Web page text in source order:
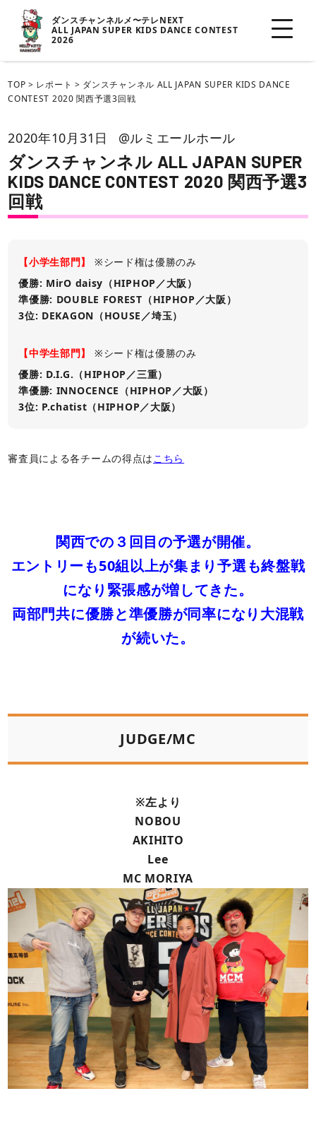
ダンスチャンネルメ〜テレNEXT
ALL JAPAN SUPER KIDS DANCE CONTEST
2026
TOP > レポート > ダンスチャンネル ALL JAPAN SUPER KIDS DANCE
CONTEST 2020 関西予選3回戦
2020年10月31日 @ルミエールホール
ダンスチャンネル ALL JAPAN SUPER
KIDS DANCE CONTEST 2020 関西予選3
回戦
【小学生部門】
※シード権は優勝のみ
優勝: MirO daisy（HIPHOP／大阪）
準優勝: DOUBLE FOREST（HIPHOP／大阪）
3位: DEKAGON（HOUSE／埼玉）
【中学生部門】
※シード権は優勝のみ
優勝: D.I.G.（HIPHOP／三重）
準優勝: INNOCENCE（HIPHOP／大阪）
3位: P.chatist（HIPHOP／大阪）
審査員による各チームの得点はこちら
関西での３回目の予選が開催。
エントリーも50組以上が集まり予選も終盤戦
になり緊張感が増してきた。
両部門共に優勝と準優勝が同率になり大混戦
が続いた。
JUDGE/MC
※左より
NOBOU
AKIHITO
Lee
MC MORIYA